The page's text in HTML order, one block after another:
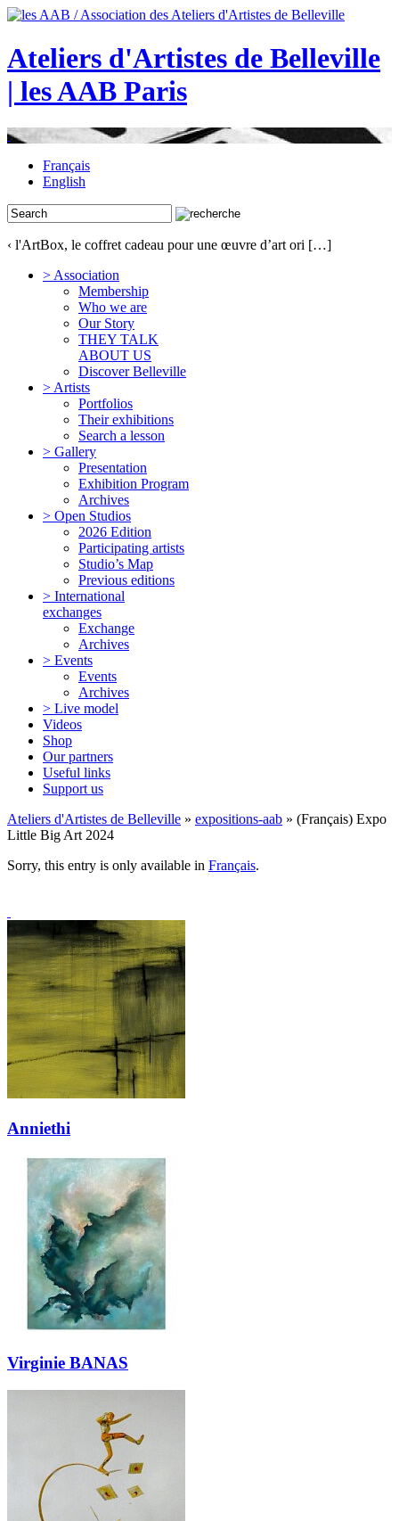
Ateliers d'Artistes de Belleville
| les AAB Paris
Français
English
‹ l'ArtBox, le coffret cadeau pour une œuvre d’art ori […]
> Association
Membership
Who we are
Our Story
THEY TALK
ABOUT US
Discover Belleville
> Artists
Portfolios
Their exhibitions
Search a lesson
> Gallery
Presentation
Exhibition Program
Archives
> Open Studios
2026 Edition
Participating artists
Studio’s Map
Previous editions
> International
exchanges
Exchange
Archives
> Events
Events
Archives
> Live model
Videos
Shop
Our partners
Useful links
Support us
Ateliers d'Artistes de Belleville » expositions-aab » (Français) Expo
Little Big Art 2024
Sorry, this entry is only available in Français.
Anniethi
Virginie BANAS